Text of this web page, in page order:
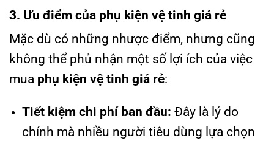
3. Ưu điểm của phụ kiện vệ tinh giá rẻ
Mặc dù có những nhược điểm, nhưng cũng
không thể phủ nhận một số lợi ích của việc
mua phụ kiện vệ tinh giá rẻ:
Tiết kiệm chi phí ban đầu: Đây là lý do
chính mà nhiều người tiêu dùng lựa chọn